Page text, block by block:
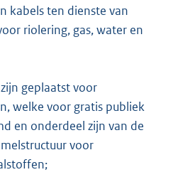
kabels ten dienste van
riolering, gas, water en
geplaatst voor
welke voor gratis publiek
en onderdeel zijn van de
voor